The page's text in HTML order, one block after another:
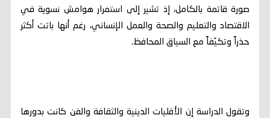
صورة قاتمة بالكامل، إذ تشير إلى استمرار هوامش نسوية في
الاقتصاد والتعليم والصحة والعمل الإنساني، رغم أنها باتت أكثر
حذراً وتكيّفاً مع السياق المحافظ.
وتقول الدراسة إن الأقليات الدينية والثقافة والفن كانت بدورها